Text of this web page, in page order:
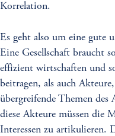
Korrelation.
Es geht also um eine gute
Eine Gesellschaft braucht
effizient wirtschaften und
beitragen, als auch
übergreifende Themen des
diese Akteure müssen die
Interessen zu artikulieren.